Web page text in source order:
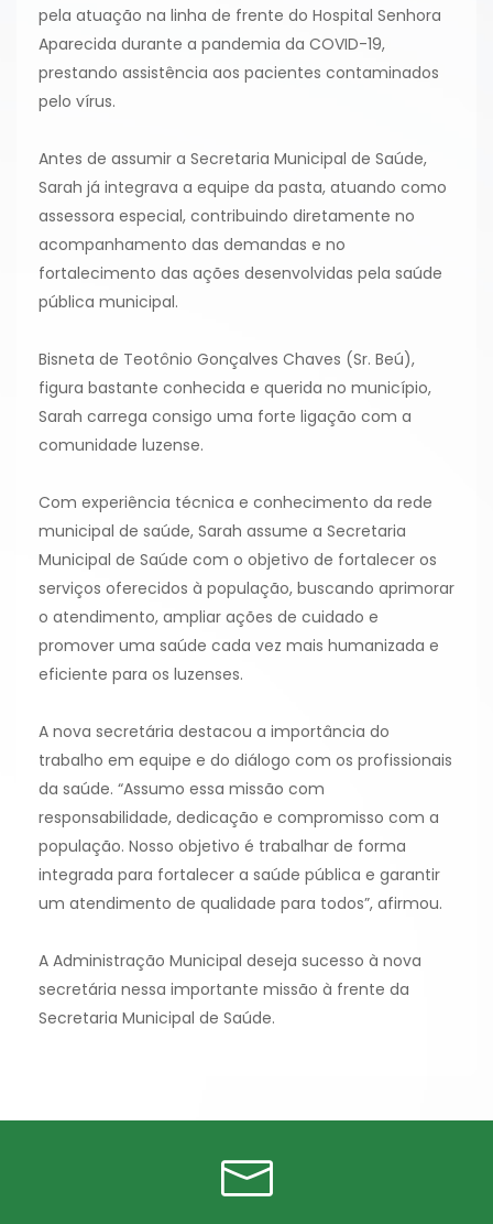
pela atuação na linha de frente do Hospital Senhora
Aparecida durante a pandemia da COVID-19,
prestando assistência aos pacientes contaminados
pelo vírus.
Antes de assumir a Secretaria Municipal de Saúde,
Sarah já integrava a equipe da pasta, atuando como
assessora especial, contribuindo diretamente no
acompanhamento das demandas e no
fortalecimento das ações desenvolvidas pela saúde
pública municipal.
Bisneta de Teotônio Gonçalves Chaves (Sr. Beú),
figura bastante conhecida e querida no município,
Sarah carrega consigo uma forte ligação com a
comunidade luzense.
Com experiência técnica e conhecimento da rede
municipal de saúde, Sarah assume a Secretaria
Municipal de Saúde com o objetivo de fortalecer os
serviços oferecidos à população, buscando aprimorar
o atendimento, ampliar ações de cuidado e
promover uma saúde cada vez mais humanizada e
eficiente para os luzenses.
A nova secretária destacou a importância do
trabalho em equipe e do diálogo com os profissionais
da saúde. “Assumo essa missão com
responsabilidade, dedicação e compromisso com a
população. Nosso objetivo é trabalhar de forma
integrada para fortalecer a saúde pública e garantir
um atendimento de qualidade para todos”, afirmou.
A Administração Municipal deseja sucesso à nova
secretária nessa importante missão à frente da
Secretaria Municipal de Saúde.